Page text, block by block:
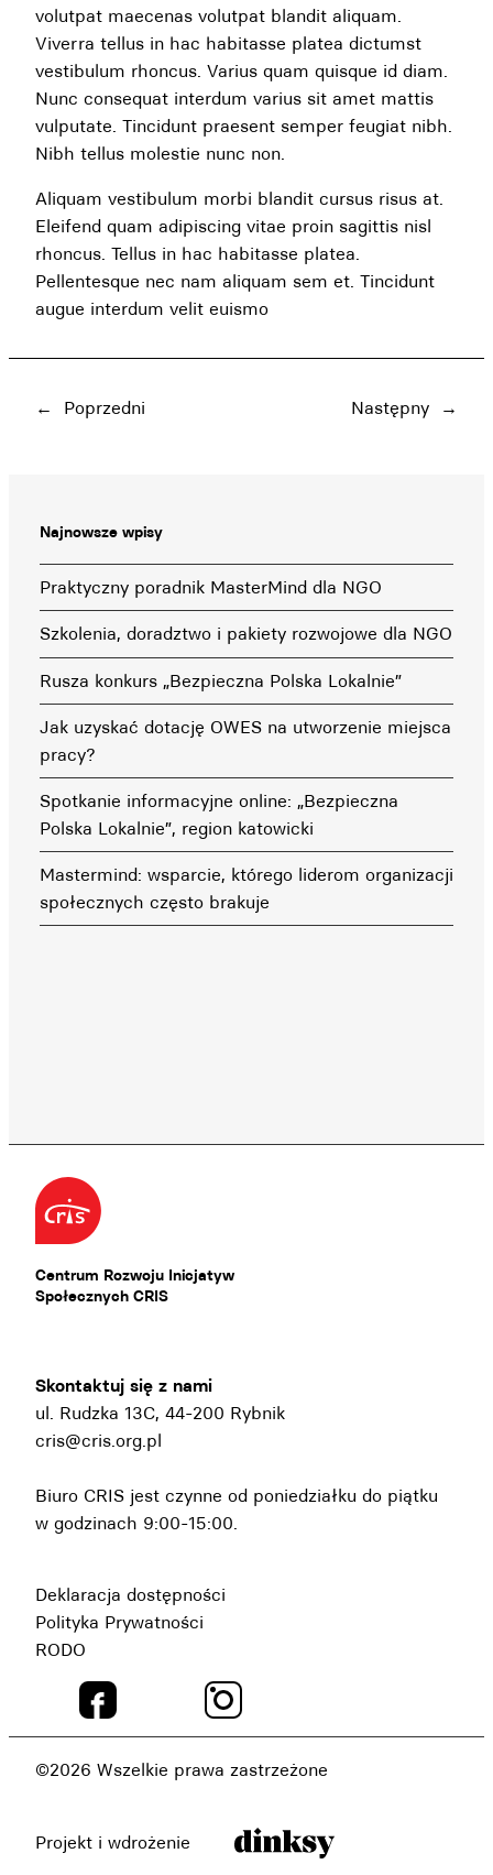
volutpat maecenas volutpat blandit aliquam.
Viverra tellus in hac habitasse platea dictumst
vestibulum rhoncus. Varius quam quisque id diam.
Nunc consequat interdum varius sit amet mattis
vulputate. Tincidunt praesent semper feugiat nibh.
Nibh tellus molestie nunc non.
Aliquam vestibulum morbi blandit cursus risus at.
Eleifend quam adipiscing vitae proin sagittis nisl
rhoncus. Tellus in hac habitasse platea.
Pellentesque nec nam aliquam sem et. Tincidunt
augue interdum velit euismo
← Poprzedni Następny →
Najnowsze wpisy
Praktyczny poradnik MasterMind dla NGO
Szkolenia, doradztwo i pakiety rozwojowe dla NGO
Rusza konkurs „Bezpieczna Polska Lokalnie”
Jak uzyskać dotację OWES na utworzenie miejsca
pracy?
Spotkanie informacyjne online: „Bezpieczna
Polska Lokalnie”, region katowicki
Mastermind: wsparcie, którego liderom organizacji
społecznych często brakuje
Centrum Rozwoju Inicjatyw
Społecznych CRIS
Skontaktuj się z nami
ul. Rudzka 13C, 44-200 Rybnik
cris@cris.org.pl
Biuro CRIS jest czynne od poniedziałku do piątku
w godzinach 9:00-15:00.
Deklaracja dostępności
Polityka Prywatności
RODO
©2026 Wszelkie prawa zastrzeżone
Projekt i wdrożenie